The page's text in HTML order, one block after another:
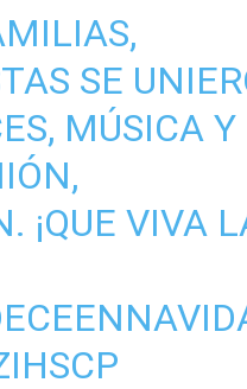
SE
MÚSICA Y
¡QUE VIVA